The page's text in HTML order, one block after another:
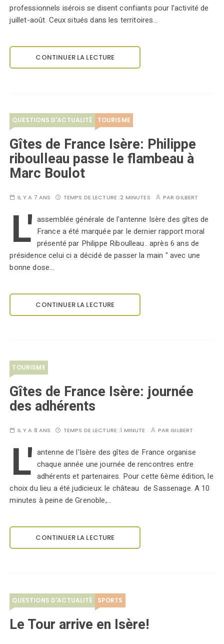
professionnels isérois se disent confiants pour l’activité de
juillet-août. Ceux situés dans les territoires…
CONTINUER LA LECTURE
QUESTIONS D'ACTUALITÉ TOURISME
Gîtes de France Isère: Philippe
riboulleau passe le flambeau à
Marc Boulot
IL Y A 7 ANS TEMPS DE LECTURE :2 MINUTES PARGILBERT
L' assemblée générale de l'antenne Isère des gîtes de
France a été marquée par le dernier rapport moral
présenté par Philippe Riboulleau.. après 6 ans de
présidence celui ci a décidé de passer la main " avec une
bonne dose…
CONTINUER LA LECTURE
TOURISME
Gîtes de France Isère: journée
des adhérents
IL Y A 8 ANS TEMPS DE LECTURE :1 MINUTE PARGILBERT
L' antenne de l'Isère des gîtes de France organise
chaque année une journée de rencontres entre
adhérents et partenaires. Pour cette 6ème édition, le
choix du lieu a été judicieux: le château de Sassenage. A 10
minutes à peine de Grenoble,…
CONTINUER LA LECTURE
QUESTIONS D'ACTUALITÉ SPORTS
Le Tour arrive en Isère!